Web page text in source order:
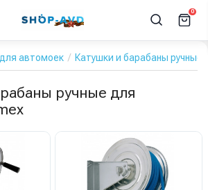
0
автомоек Катушки и барабаны ручные
ручные для